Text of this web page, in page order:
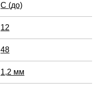
C (до)
12
48
1,2 мм